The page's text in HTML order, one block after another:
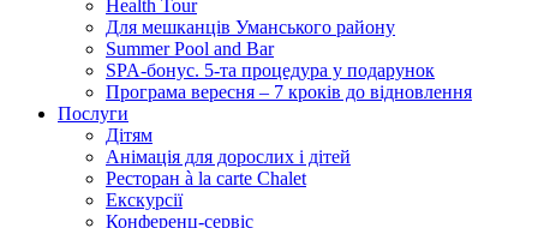
Health Tour
Для мешканців Уманського району
Summer Pool and Bar
SPA-бонус. 5-та процедура у подарунок
Програма вересня – 7 кроків до відновлення
Послуги
Дітям
Анімація для дорослих і дітей
Ресторан à la carte Chalet
Екскурсії
Конференц-сервіс